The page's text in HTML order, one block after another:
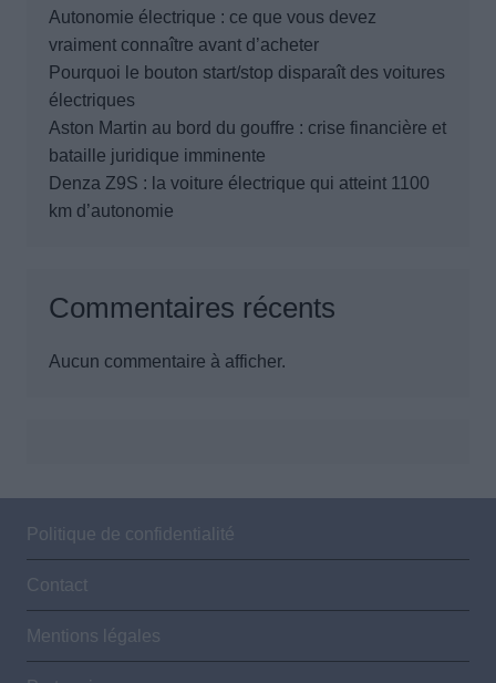
Autonomie électrique : ce que vous devez
vraiment connaître avant d’acheter
Pourquoi le bouton start/stop disparaît des voitures
électriques
Aston Martin au bord du gouffre : crise financière et
bataille juridique imminente
Denza Z9S : la voiture électrique qui atteint 1100
km d’autonomie
Commentaires récents
Aucun commentaire à afficher.
Politique de confidentialité
Contact
Mentions légales